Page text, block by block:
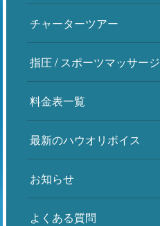
チャーターツアー
指圧 / スポーツマッサージ
料金表一覧
最新のハウオリボイス
お知らせ
よくある質問